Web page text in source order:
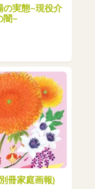
の実態~現役介
闇~
冊家庭画報)